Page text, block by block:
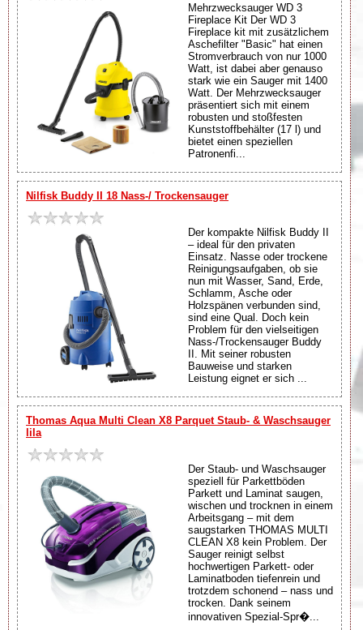
Mehrzwecksauger WD 3
Fireplace Kit Der WD 3
Fireplace kit mit zusätzlichem
Aschefilter "Basic" hat einen
Stromverbrauch von nur 1000
Watt, ist dabei aber genauso
stark wie ein Sauger mit 1400
Watt. Der Mehrzwecksauger
präsentiert sich mit einem
robusten und stoßfesten
Kunststoffbehälter (17 l) und
bietet einen speziellen
Patronenfi...
Nilfisk Buddy II 18 Nass-/ Trockensauger
Der kompakte Nilfisk Buddy II
– ideal für den privaten
Einsatz. Nasse oder trockene
Reinigungsaufgaben, ob sie
nun mit Wasser, Sand, Erde,
Schlamm, Asche oder
Holzspänen verbunden sind,
sind eine Qual. Doch kein
Problem für den vielseitigen
Nass-/Trockensauger Buddy
II. Mit seiner robusten
Bauweise und starken
Leistung eignet er sich ...
Thomas Aqua Multi Clean X8 Parquet Staub- & Waschsauger
lila
Der Staub- und Waschsauger
speziell für Parkettböden
Parkett und Laminat saugen,
wischen und trocknen in einem
Arbeitsgang – mit dem
saugstarken THOMAS MULTI
CLEAN X8 kein Problem. Der
Sauger reinigt selbst
hochwertigen Parkett- oder
Laminatboden tiefenrein und
trotzdem schonend – nass und
trocken. Dank seinem
innovativen Spezial-Spr�...